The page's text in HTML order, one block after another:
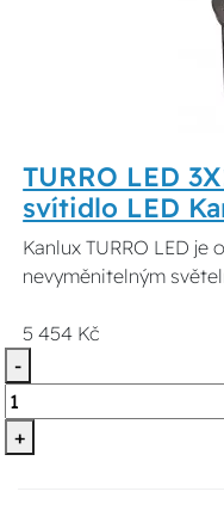
TURRO LED
svítidlo LED
Kanlux TURRO LED
nevyměnitelným
5 454 Kč
-
+